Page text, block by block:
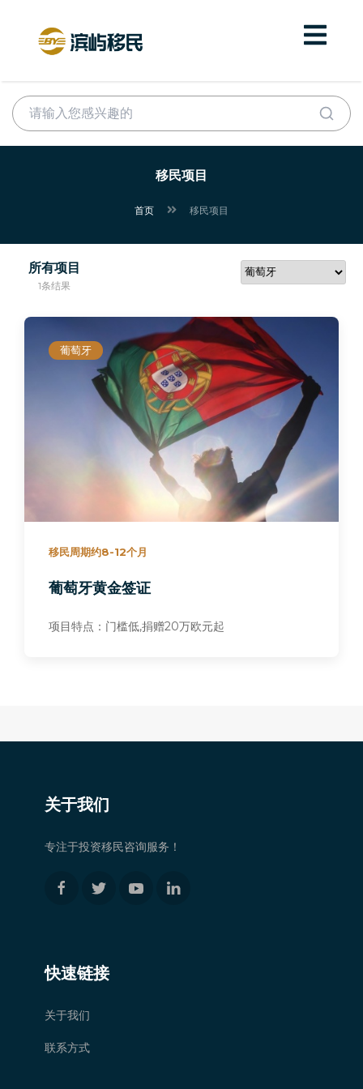
移民项目
首页 移民项目
所有项目
1条结果
葡萄牙
移民周期约8-12个月
葡萄牙黄金签证
项目特点：门槛低,捐赠20万欧元起
关于我们
专注于投资移民咨询服务！
快速链接
关于我们
联系方式